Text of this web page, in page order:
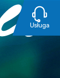
Usługa